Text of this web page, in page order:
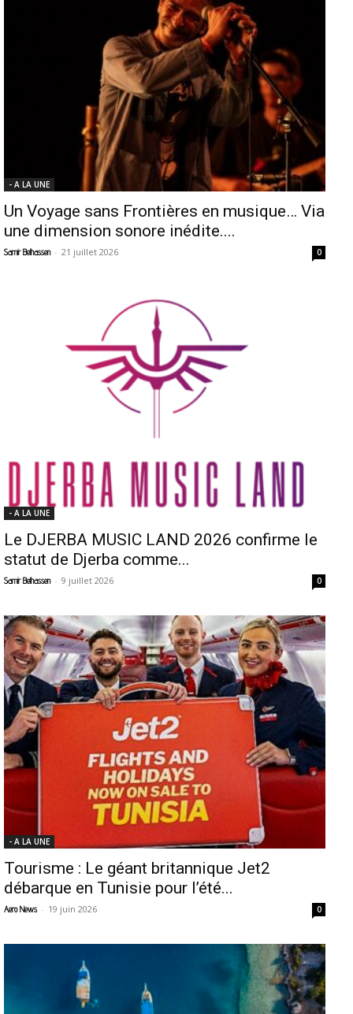
- A LA UNE
Un Voyage sans Frontières en musique… Via
une dimension sonore inédite....
Samir Belhassen - 21 juillet 2026 0
- A LA UNE
Le DJERBA MUSIC LAND 2026 confirme le
statut de Djerba comme...
Samir Belhassen - 9 juillet 2026 0
- A LA UNE
Tourisme : Le géant britannique Jet2
débarque en Tunisie pour l’été...
Aero News - 19 juin 2026 0